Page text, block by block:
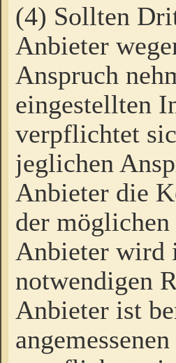
(4) Sollten
Anbieter
Anspruch
eingestellten
verpflichtet
jeglichen
Anbieter die
der
Anbieter wird
notwendigen
Anbieter ist